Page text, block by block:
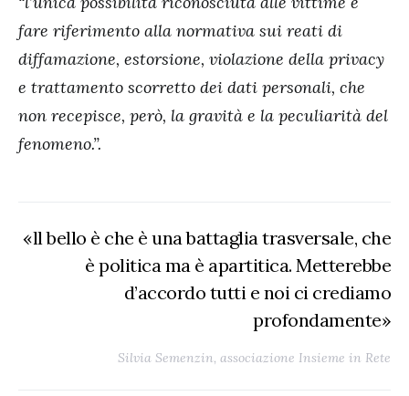
fare riferimento alla normativa sui reati di
diffamazione, estorsione, violazione della privacy
e trattamento scorretto dei dati personali, che
non recepisce, però, la gravità e la peculiarità del
fenomeno.”.
«ll bello è che è una battaglia trasversale, che
è politica ma è apartitica. Metterebbe
d’accordo tutti e noi ci crediamo
profondamente»
Silvia Semenzin, associazione Insieme in Rete